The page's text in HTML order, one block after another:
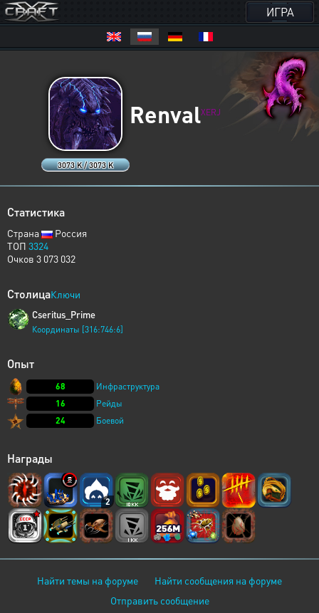
ИГРА
3073 K / 3073 K
RenvalXERJ
Статистика
Страна
Россия
ТОП 3324
Очков 3 073 032
СтолицаКлючи
Cseritus_Prime
Координаты [316:746:6]
Опыт
68
Инфраструктура
16
Рейды
24
Боевой
Награды
2
Найти темы на форуме
Найти сообщения на форуме
Отправить сообщение